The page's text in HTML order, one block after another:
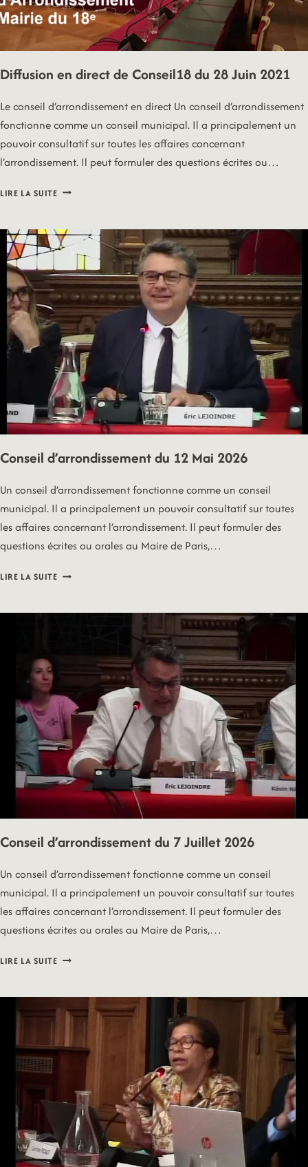
Diffusion en direct de Conseil18 du 28 Juin 2021
Le conseil d’arrondissement en direct Un conseil d’arrondissement
fonctionne comme un conseil municipal. Il a principalement un
pouvoir consultatif sur toutes les affaires concernant
l’arrondissement. Il peut formuler des questions écrites ou…
LIRE LA SUITEDIFFUSION
DE
CONSEIL18
28
JUIN
2021
Conseil d’arrondissement du 12 Mai 2026
Un conseil d’arrondissement fonctionne comme un conseil
municipal. Il a principalement un pouvoir consultatif sur toutes
les affaires concernant l’arrondissement. Il peut formuler des
questions écrites ou orales au Maire de Paris,…
LIRE LA SUITECONSEIL
12
Conseil d’arrondissement du 7 Juillet 2026
Un conseil d’arrondissement fonctionne comme un conseil
municipal. Il a principalement un pouvoir consultatif sur toutes
les affaires concernant l’arrondissement. Il peut formuler des
questions écrites ou orales au Maire de Paris,…
LIRE LA SUITECONSEIL
7
JUILLET